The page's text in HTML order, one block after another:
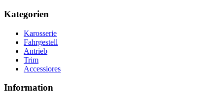
Kategorien
Karosserie
Fahrgestell
Antrieb
Trim
Accessiores
Information